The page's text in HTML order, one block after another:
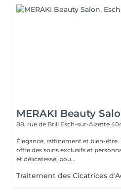
MERAKI Beauty
88, rue de Brill Esch-sur-Alzette
Élegance, raffinement et bien-
offre des soins exclusifs et
et délicatesse, pou...
Traitement des Cicatrices